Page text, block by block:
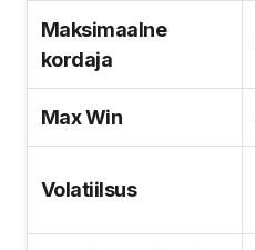
Maksimaalne
kordaja
Max Win
Volatiilsus